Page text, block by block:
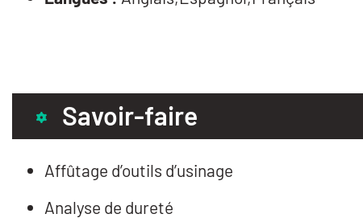
Savoir-faire
Affûtage d’outils d’usinage
Analyse de dureté